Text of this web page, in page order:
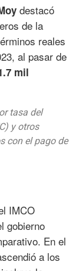
destacó
de la
reales
al pasar de
mil
tasa del
y otros
con el pago de
IMCO
gobierno
En el
a los